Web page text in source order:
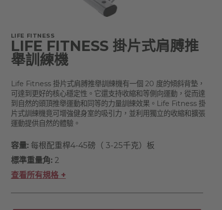
LIFE FITNESS
LIFE FITNESS 掛片式肩膊推
舉訓練機
Life Fitness 掛片式肩膊推舉訓練機有一個 20 度的傾斜背墊，
可達到更好的核心穩定性。它還支持收縮和等側向運動，從而達
到自然的頭頂推舉運動和同等的力量訓練效果。Life Fitness 掛
片式訓練機竟可增強健身室的吸引力，並利用獨立的收縮和擴張
運動提供自然的體驗。
容量:每根配重桿4-45磅（ 3-25千克）板
標準重量角:2
查看所有規格 +